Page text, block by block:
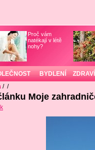
Proč vám
natékají v létě
nohy?
BYDLENÍ ZDRAVÍ
/ /
Moje